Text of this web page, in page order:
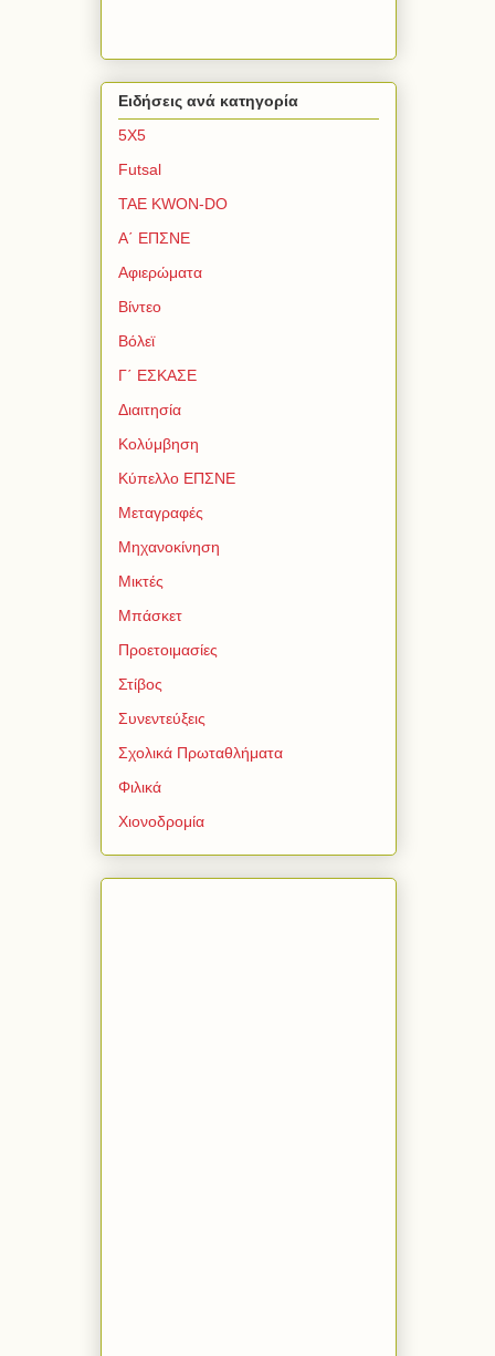
Ειδήσεις ανά κατηγορία
5Χ5
Futsal
TAE KWON-DO
Α΄ ΕΠΣΝΕ
Αφιερώματα
Βίντεο
Βόλεϊ
Γ΄ ΕΣΚΑΣΕ
Διαιτησία
Κολύμβηση
Κύπελλο ΕΠΣΝΕ
Μεταγραφές
Μηχανοκίνηση
Μικτές
Μπάσκετ
Προετοιμασίες
Στίβος
Συνεντεύξεις
Σχολικά Πρωταθλήματα
Φιλικά
Χιονοδρομία